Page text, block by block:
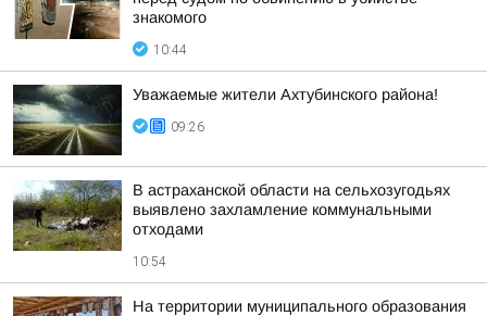
знакомого
10:44
Уважаемые жители Ахтубинского района!
09:26
В астраханской области на сельхозугодьях
выявлено захламление коммунальными
отходами
10:54
На территории муниципального образования